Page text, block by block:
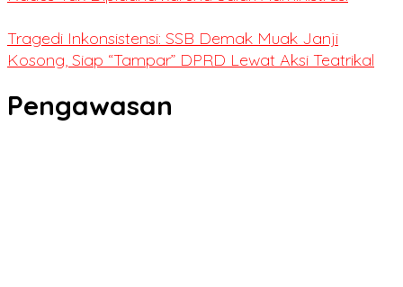
Tragedi Inkonsistensi: SSB Demak Muak Janji
Kosong, Siap “Tampar” DPRD Lewat Aksi Teatrikal
Pengawasan